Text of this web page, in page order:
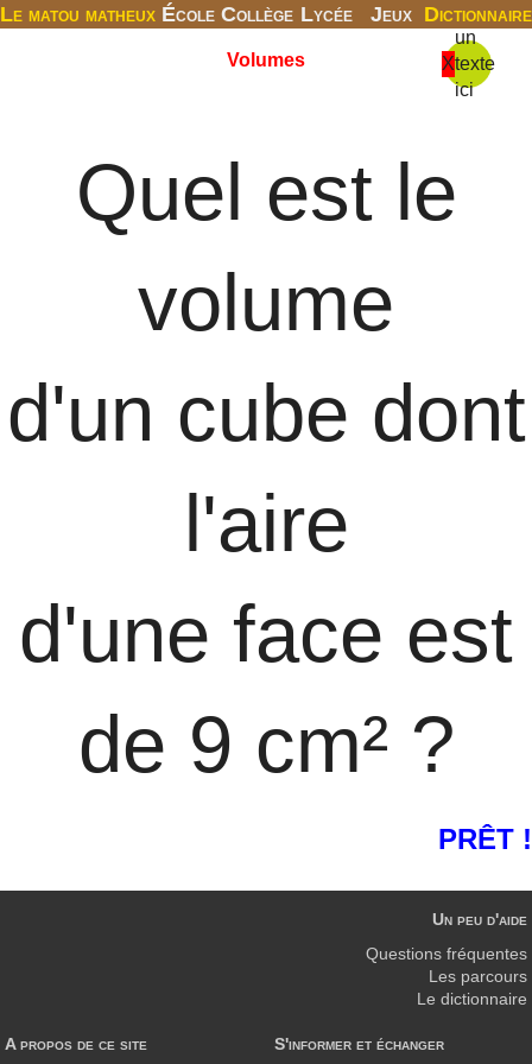
Le matou matheux École Collège Lycée Jeux Dictionnaire
X
un
texte
ici
Volumes
Quel est le
volume
d'un cube dont
l'aire
d'une face est
de 9 cm² ?
PRÊT !
A propos de ce site S'informer et échanger
Un peu d'aide
Questions fréquentes
Les parcours
Le dictionnaire